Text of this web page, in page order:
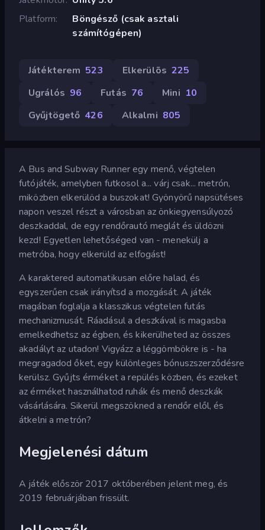
Platform
Böngésző (csak asztali
számítógépen)
Játékterem 523 Elkerülõs 225
Ugrálós 96 Futás 76 Mini 10
Gyűjtögető 426 Alkalmi 805
A Bus and Subway Runner egy menő, végtelen
futójáték, amelyben futkosol a... várj csak... metrón,
miközben elkerülöd a buszokat! Gyönyörű napsütéses
napon veszel részt a városban az önkiegyensúlyozó
deszkaddal, de egy rendőrautó meglát és üldözni
kezd! Egyetlen lehetőséged van - menekülj a
metróba, hogy elkerüld az elfogást!
A karaktered automatikusan előre halad, és
egyszerűen csak irányítsd a mozgását. A játék
magában foglalja a klasszikus végtelen futás
mechanizmusát. Ráadásul a deszkával is magasba
emelkedhetsz az égben, és kikerülheted az összes
akadályt az utadon! Vigyázz a léggömbökre is - ha
megragadod őket, egy különleges bónuszszerződésre
kerülsz. Gyűjts érméket a repülés közben, és ezeket
az érméket használhatod ruhák és menő deszkák
vásárlására. Sikerül megszökned a rendőr elől, és
átkelni a metrón?
Megjelenési dátum
A játék először 2017 októberében jelent meg, és
2019 februárjában frissült.